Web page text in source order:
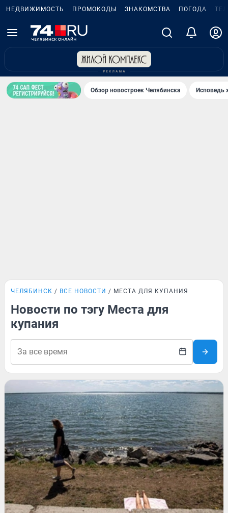
НЕДВИЖИМОСТЬ ПРОМОКОДЫ ЗНАКОМСТВА ПОГОДА
Обзор новостроек Челябинска Исповедь
ЧЕЛЯБИНСК ВСЕ НОВОСТИ МЕСТА ДЛЯ КУПАНИЯ
Новости по тэгу Места для
купания